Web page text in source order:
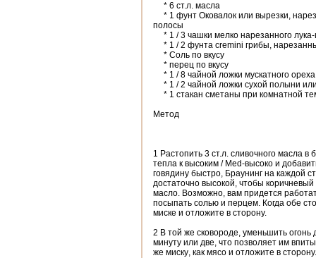
* 6 ст.л. масла
* 1 фунт Оковалок или вырезки,
полосы
* 1 / 3 чашки мелко нарезанного
* 1 / 2 фунта cremini грибы,
* Соль по вкусу
* перец по вкусу
* 1 / 8 чайной ложки мускатного ореха
* 1 / 2 чайной ложки сухой полыни
* 1 стакан сметаны при комнатной
Метод
1 Растопить 3 ст.л. сливочного масла в
тепла к высоким / Med-высоко и
говядину быстро, Браунинг на каждой
достаточно высокой, чтобы коричневый
масло. Возможно, вам придется
посыпать солью и перцем. Когда обе
миске и отложите в сторону.
2 В той же сковороде, уменьшить огонь
минуту или две, что позволяет им
же миску, как мясо и отложите в сторону.